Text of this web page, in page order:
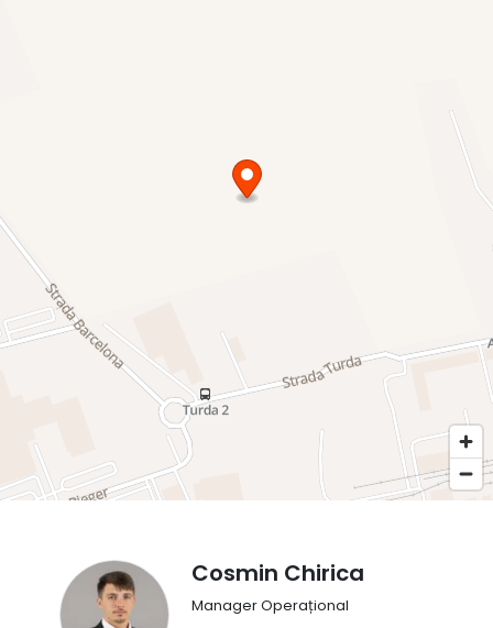
Cosmin Chirica
Manager Operațional